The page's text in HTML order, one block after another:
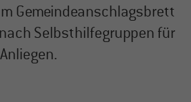
dis parturient
ridiculus mus.
ultricies nec.
Gemeindeanschlagsbrett
Selbsthilfegruppen für